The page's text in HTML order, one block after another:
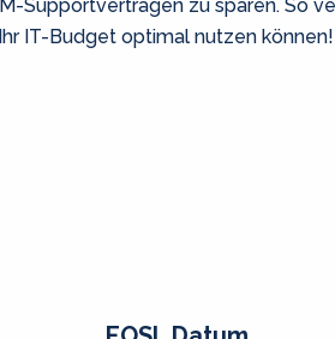
Supportverträgen zu sparen. So
IT-Budget optimal nutzen können!